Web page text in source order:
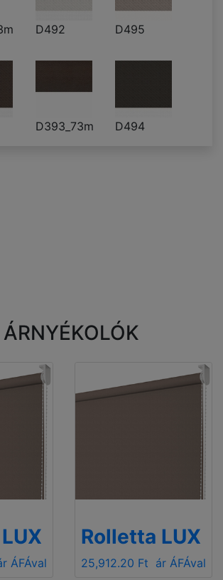
D492 D495
D393_73m D494
ÁFÁval
Rolletta LUX
25,912.20 Ft ár ÁFÁval